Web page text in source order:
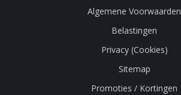
Algemene Voorwaarden
Belastingen
Privacy (Cookies)
Sitemap
Promoties / Kortingen